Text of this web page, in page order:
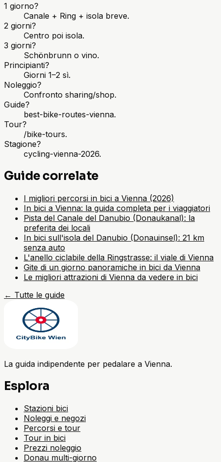
1 giorno?
Canale + Ring + isola breve.
2 giorni?
Centro poi isola.
3 giorni?
Schönbrunn o vino.
Principianti?
Giorni 1–2 sì.
Noleggio?
Confronto sharing/shop.
Guide?
best-bike-routes-vienna.
Tour?
/bike-tours.
Stagione?
cycling-vienna-2026.
Guide correlate
I migliori percorsi in bici a Vienna (2026)
In bici a Vienna: la guida completa per i viaggiatori
Pista del Canale del Danubio (Donaukanal): la
preferita dei locali
In bici sull'isola del Danubio (Donauinsel): 21 km
senza auto
L'anello ciclabile della Ringstrasse: il viale di Vienna
Gite di un giorno panoramiche in bici da Vienna
Le migliori attrazioni di Vienna da vedere in bici
← Tutte le guide
La guida indipendente per pedalare a Vienna.
Esplora
Stazioni bici
Noleggi e negozi
Percorsi e tour
Tour in bici
Prezzi noleggio
Donau multi-giorno